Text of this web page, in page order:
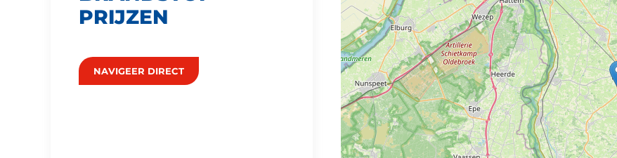
PRIJZEN
NAVIGEER DIRECT